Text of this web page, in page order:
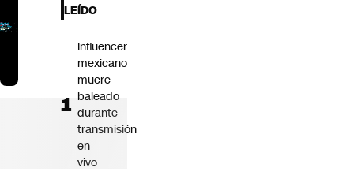
LEÍDO
Influencer
mexicano
muere
baleado
durante
transmisión
en
vivo